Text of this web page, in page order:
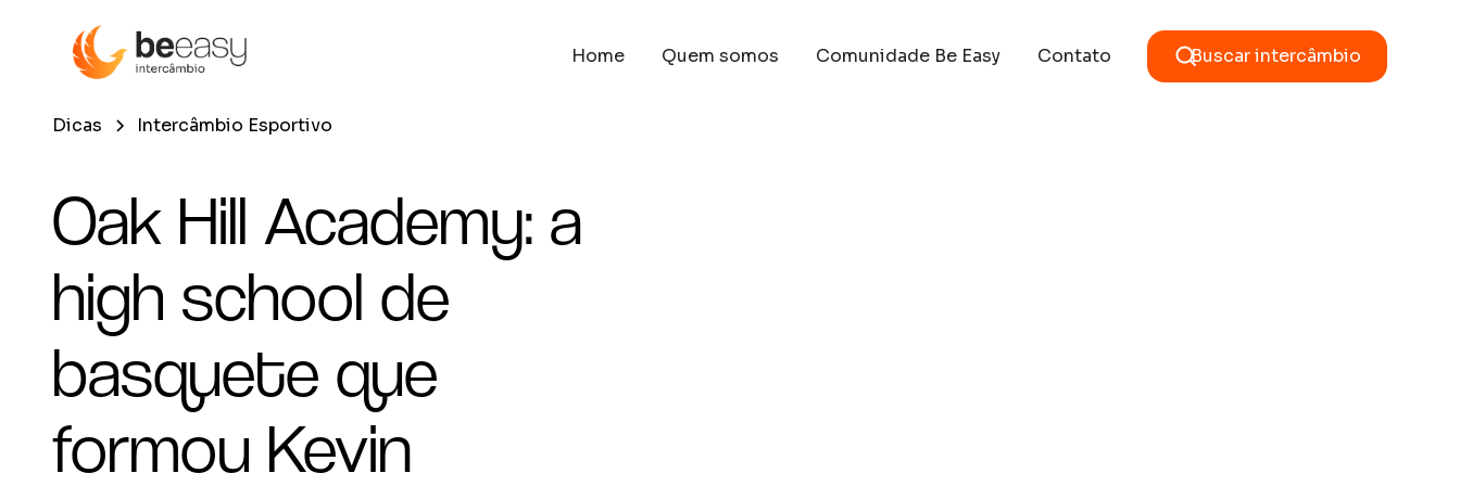
Home Quem somos Comunidade Be Easy Contato Buscar intercâmbio
Dicas Intercâmbio Esportivo
Oak Hill Academy: a
high school de
basquete que
formou Kevin